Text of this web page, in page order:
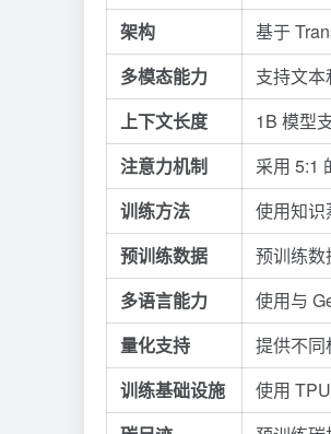
架构
基于
多模态能力
支持文
上下文长度
1B 模型
注意力机制
采用 5:1
训练方法
使用知
预训练数据
预训练
多语言能力
使用与
量化支持
提供不同
训练基础设施
使用